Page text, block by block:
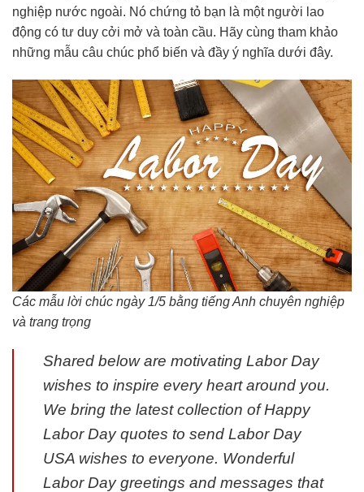
nghiệp nước ngoài. Nó chứng tỏ bạn là một người lao
động có tư duy cởi mở và toàn cầu. Hãy cùng tham khảo
những mẫu câu chúc phổ biến và đầy ý nghĩa dưới đây.
Các mẫu lời chúc ngày 1/5 bằng tiếng Anh chuyên nghiệp
và trang trọng
Shared below are motivating Labor Day
wishes to inspire every heart around you.
We bring the latest collection of Happy
Labor Day quotes to send Labor Day
USA wishes to everyone. Wonderful
Labor Day greetings and messages that